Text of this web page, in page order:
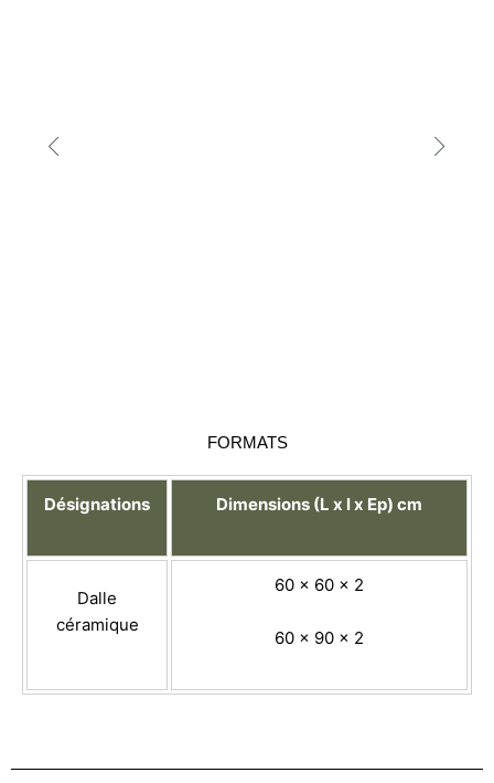
FORMATS
Désignations Dimensions (L x l x Ep) cm
Dalle
céramique
60 x 60 x 2
60 x 90 x 2